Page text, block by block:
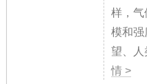
样，气
模和强
望、人
情 >